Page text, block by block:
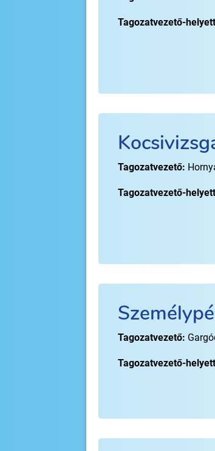
Tagozatvezető-
Tagozatvezető:
Tagozatvezető-
Tagozatvezető:
Tagozatvezető-